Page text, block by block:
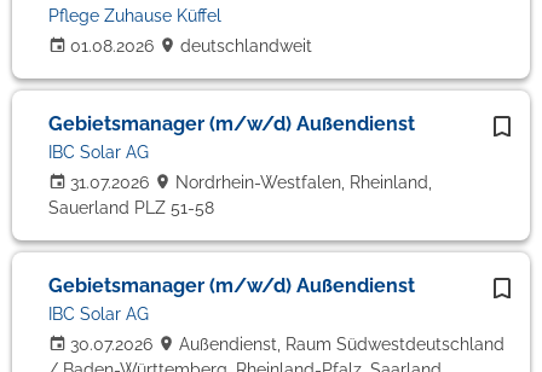
01.08.2026
Pflege Zuhause Küffel
deutschlandweit
Gebietsmanager (m/w/d) Außendienst
31.07.2026
IBC Solar AG
Nordrhein-Westfalen, Rheinland,
Sauerland PLZ 51-58
Gebietsmanager (m/w/d) Außendienst
30.07.2026
IBC Solar AG
Außendienst, Raum Südwestdeutschland